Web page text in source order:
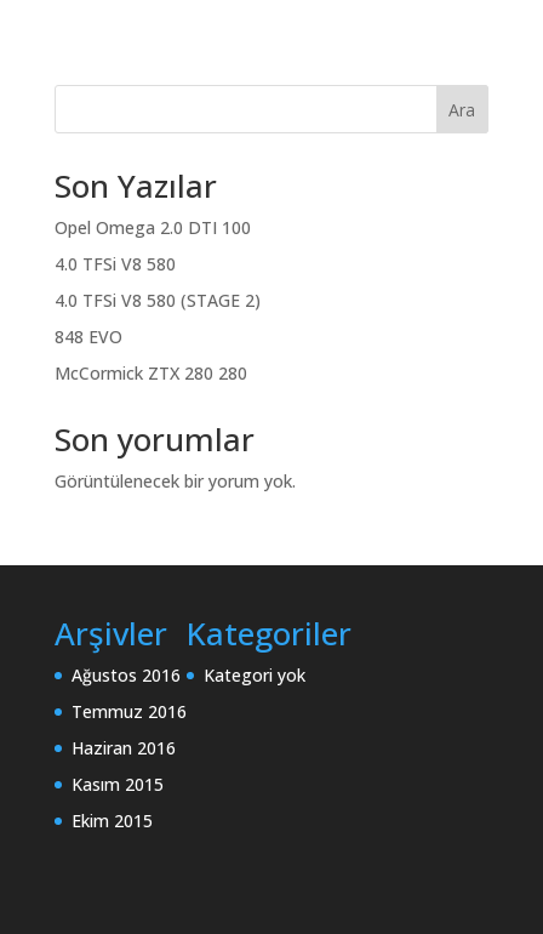
Ara
Son Yazılar
Opel Omega 2.0 DTI 100
4.0 TFSi V8 580
4.0 TFSi V8 580 (STAGE 2)
848 EVO
McCormick ZTX 280 280
Son yorumlar
Görüntülenecek bir yorum yok.
Arşivler
Ağustos 2016
Temmuz 2016
Haziran 2016
Kasım 2015
Ekim 2015
Kategoriler
Kategori yok